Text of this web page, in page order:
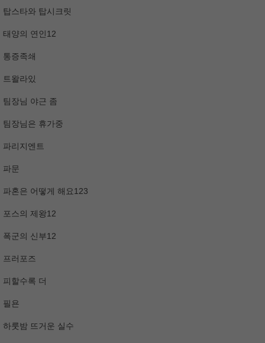
탑스타와 탑시크릿
태양의 연인12
통증족쇄
트왈라있
팀장님 야근 좀
팀장님은 휴가중
파리지엔트
파문
파혼은 어떻게 해요123
포스의 제왕12
폭군의 신부12
프러포즈
피할수록 더
필욘
하룻밤 뜨거운 실수